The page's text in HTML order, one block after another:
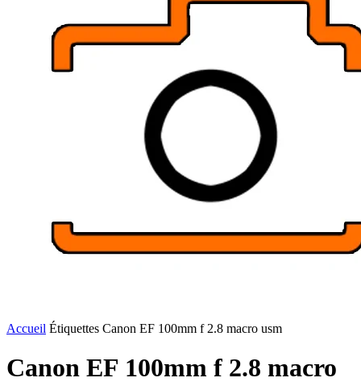
Accueil Étiquettes Canon EF 100mm f 2.8 macro usm
Canon EF 100mm f 2.8 macro